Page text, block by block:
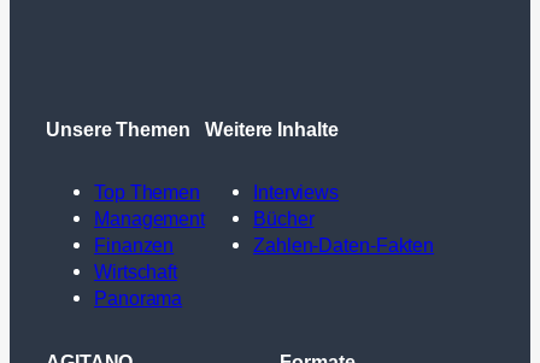
Unsere Themen
Top Themen
Management
Finanzen
Wirtschaft
Panorama
Weitere Inhalte
Interviews
Bücher
Zahlen-Daten-Fakten